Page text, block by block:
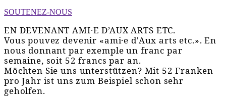
SOUTENEZ-NOUS
EN DEVENANT AMI∙E D’AUX ARTS ETC.
Vous pouvez devenir «ami·e d'Aux arts etc.». En
nous donnant par exemple un franc par
semaine, soit 52 francs par an.
Möchten Sie uns unterstützen? Mit 52 Franken
pro Jahr ist uns zum Beispiel schon sehr
geholfen.